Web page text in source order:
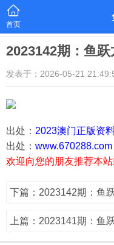
首页
2023142期：鱼跃
发表于：2026-05-21
出处： 2023澳门正版资
出处： www.670288.com
欢迎向您的朋友推荐本
下篇：2023142期：鱼
上篇：2023141期：鱼